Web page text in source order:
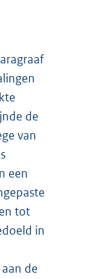
de
van
een
tot
in
de